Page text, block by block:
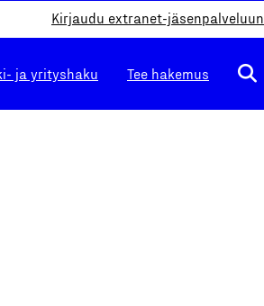
Kirjaudu extranet-jäsenpalveluun
ja yrityshaku Tee hakemus